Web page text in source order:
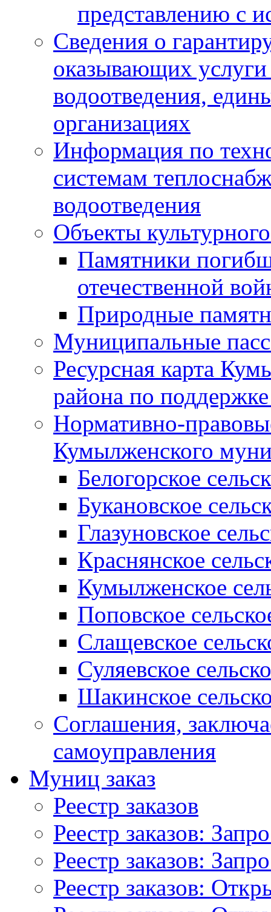
представлению с
Сведения о
оказывающих
водоотведения,
организациях
Информация по
системам
водоотведения
Объекты
Памятники
отечественной
Природные
Муниципальные
Ресурсная карта
района по
Нормативно-
Кумылженского
Белогорское
Букановское
Глазуновское
Краснянское
Кумылженское
Поповское
Слащевское
Суляевское
Шакинское
Соглашения,
самоуправления
Муниц заказ
Реестр заказов
Реестр заказов:
Реестр заказов:
Реестр заказов: